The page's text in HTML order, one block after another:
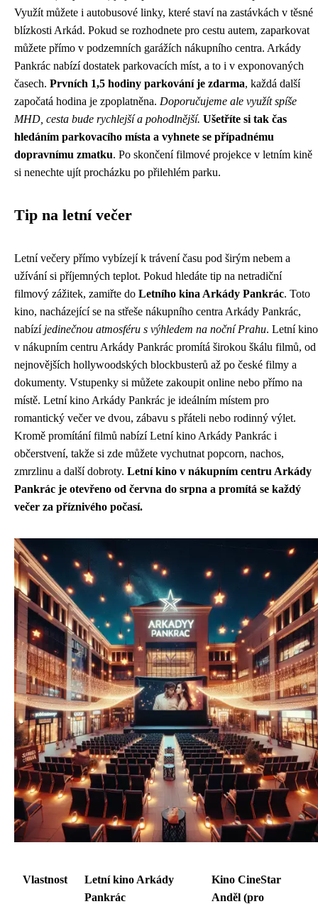
Využít můžete i autobusové linky, které staví na zastávkách v těsné
blízkosti Arkád. Pokud se rozhodnete pro cestu autem, zaparkovat
můžete přímo v podzemních garážích nákupního centra. Arkády
Pankrác nabízí dostatek parkovacích míst, a to i v exponovaných
časech. Prvních 1,5 hodiny parkování je zdarma, každá další
započatá hodina je zpoplatněna. Doporučujeme ale využít spíše
MHD, cesta bude rychlejší a pohodlnější. Ušetříte si tak čas
hledáním parkovacího místa a vyhnete se případnému
dopravnímu zmatku. Po skončení filmové projekce v letním kině
si nenechte ujít procházku po přilehlém parku.
Tip na letní večer
Letní večery přímo vybízejí k trávení času pod širým nebem a
užívání si příjemných teplot. Pokud hledáte tip na netradiční
filmový zážitek, zamiřte do Letního kina Arkády Pankrác. Toto
kino, nacházející se na střeše nákupního centra Arkády Pankrác,
nabízí jedinečnou atmosféru s výhledem na noční Prahu. Letní kino
v nákupním centru Arkády Pankrác promítá širokou škálu filmů, od
nejnovějších hollywoodských blockbusterů až po české filmy a
dokumenty. Vstupenky si můžete zakoupit online nebo přímo na
místě. Letní kino Arkády Pankrác je ideálním místem pro
romantický večer ve dvou, zábavu s přáteli nebo rodinný výlet.
Kromě promítání filmů nabízí Letní kino Arkády Pankrác i
občerstvení, takže si zde můžete vychutnat popcorn, nachos,
zmrzlinu a další dobroty. Letní kino v nákupním centru Arkády
Pankrác je otevřeno od června do srpna a promítá se každý
večer za příznivého počasí.
Vlastnost
Letní kino Arkády
Pankrác
Kino CineStar
Anděl (pro